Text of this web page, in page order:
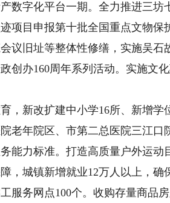
数字化平台一期。全力推进三坊
项目申报第十批全国重点文物
议旧址等整体性修缮，实施吴
创办160周年系列活动。实施文
新改扩建中小学16所、新增学
老年院区、市第二总医院三江
能力标准。打造高质量户外运动
城镇新增就业12万人以上，确
服务网点100个。收购存量商品